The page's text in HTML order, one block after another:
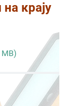
крају